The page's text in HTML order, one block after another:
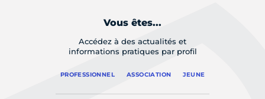
Vous êtes...
Accédez à des actualités et
informations pratiques par profil
PROFESSIONNEL ASSOCIATION JEUNE